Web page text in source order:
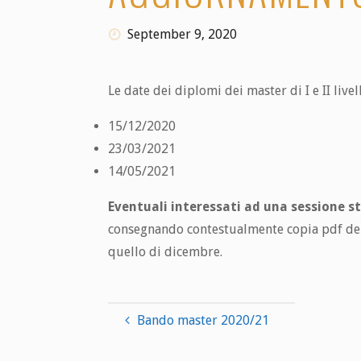
September 9, 2020
Le date dei diplomi dei master di I e II
15/12/2020
23/03/2021
14/05/2021
Eventuali interessati ad una sessione
consegnando contestualmente copia pdf
quello di dicembre.
Bando master 2020/21